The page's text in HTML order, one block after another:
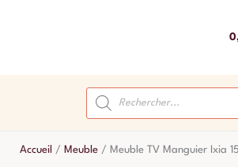
Recherche
de
produits
Accueil / Meuble / Meuble TV Manguier Ixia